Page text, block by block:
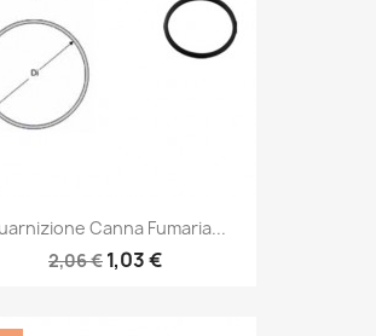
Canna Fumaria...
2,06 € 1,03 €